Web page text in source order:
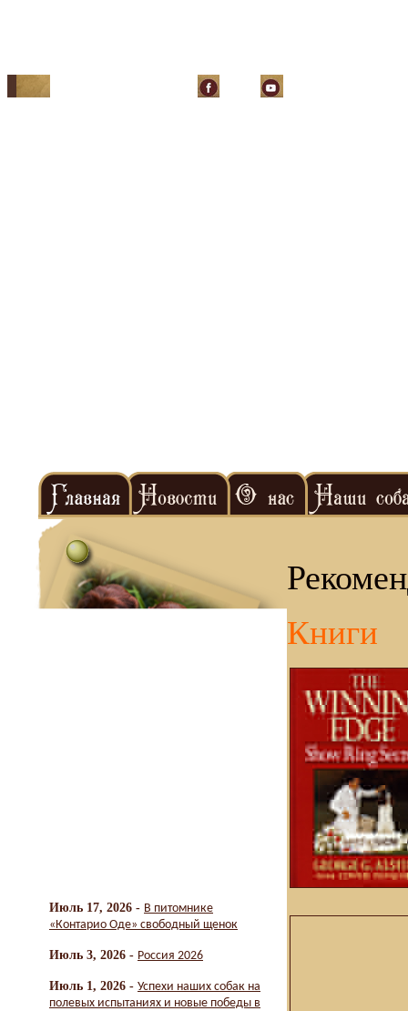
Июль 17, 2026 - В питомнике
«Контарио Оде» свободный щенок
Июль 3, 2026 - Россия 2026
Июль 1, 2026 - Успехи наших собак на
полевых испытаниях и новые победы в
Книги